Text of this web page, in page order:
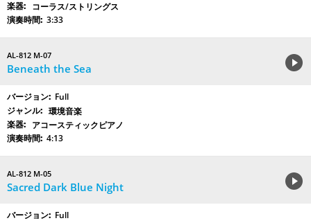
コーラス/ストリングス
3:33
AL-812 M-07
Beneath the Sea
Full
環境音楽
アコースティックピアノ
4:13
AL-812 M-05
Sacred Dark Blue Night
Full